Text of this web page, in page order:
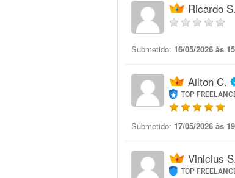
Ricardo S.
Submetido: 16/05/2026 às
Ailton C.
TOP
Submetido: 17/05/2026 às
Vinicius
TOP